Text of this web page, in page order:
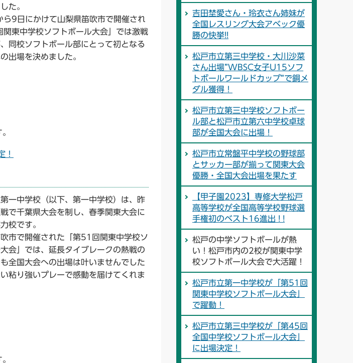
た。
9日にかけて山梨県笛吹市で開催され
関東中学校ソフトボール大会」では激戦
同校ソフトボール部にとって初となる
出場を決めました。
！
一中学校（以下、第一中学校）は、昨
で千葉県大会を制し、春季関東大会に
校です。
市で開催された「第51回関東中学校ソ
会」では、延長タイブレークの熱戦の
全国大会への出場は叶いませんでした
粘り強いプレーで感動を届けてくれま
吉田埜愛さん・玲衣さん姉妹が
全国レスリング大会アベック優
勝の快挙!!
松戸市立第三中学校・大川沙菜
さん出場”WBSC女子U15ソフ
トボールワールドカップ”で銅メ
ダル獲得！
松戸市立第三中学校ソフトボー
ル部と松戸市立第六中学校卓球
部が全国大会に出場！
松戸市立常盤平中学校の野球部
とサッカー部が揃って関東大会
優勝・全国大会出場を果たす
【甲子園2023】専修大学松戸
高等学校が全国高等学校野球選
手権初のベスト16進出 ! !
松戸の中学ソフトボールが熱
い！松戸市内の2校が関東中学
校ソフトボール大会で大活躍！
松戸市立第一中学校が「第51回
関東中学校ソフトボール大会」
で躍動！
松戸市立第三中学校が「第45回
全国中学校ソフトボール大会」
に出場決定！